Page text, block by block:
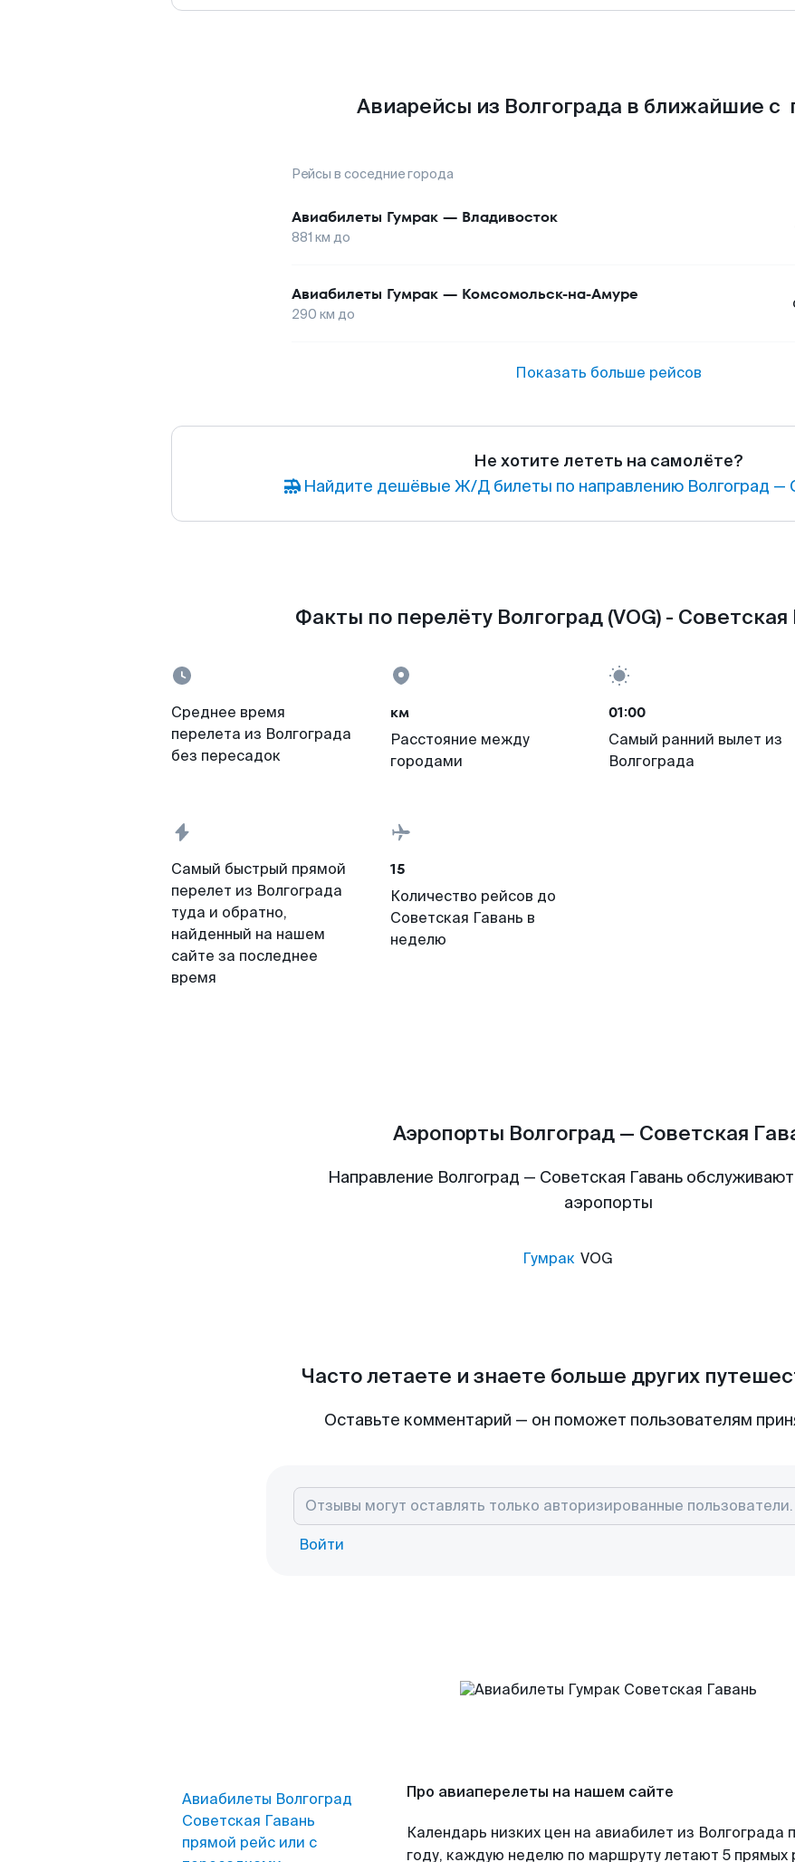
Авиарейсы из Волгограда в ближайшие с
Рейсы в соседние города
Авиабилеты Гумрак — Владивосток
881 км до
Авиабилеты Гумрак — Комсомольск-на-Амуре
290 км до
Показать больше рейсов
Не хотите лететь на самолёте?
Найдите дешёвые Ж/Д билеты по направлению Волгоград —
Факты по перелёту Волгоград (VOG) - Советская
Среднее время
перелета из Волгограда
без пересадок
км
Расстояние между
городами
01:00
Самый ранний вылет из
Волгограда
Самый быстрый прямой
перелет из Волгограда
туда и обратно,
найденный на нашем
сайте за последнее
время
15
Количество рейсов до
Советская Гавань в
неделю
Аэропорты Волгоград — Советская
Направление Волгоград — Советская Гавань
аэропорты
Гумрак VOG
Часто летаете и знаете больше других
Оставьте комментарий — он поможет пользователям
Войти
Авиабилеты Волгоград
Советская Гавань
прямой рейс или с
Про авиаперелеты на нашем сайте
Календарь низких цен на авиабилет из Волгограда
году, каждую неделю по маршруту летают 5 прямых